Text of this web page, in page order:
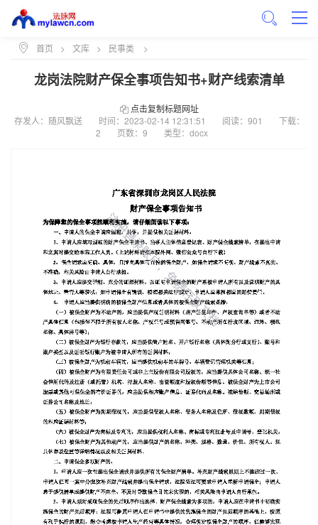
首页 > 文库 > 民事类 >
龙岗法院财产保全事项告知书+财产线索清单
点击复制标题网址
存发人：随风飘送
时间： 2023-02-14 12:31:51 阅读：901
下载：
2
页数：9 类型：docx